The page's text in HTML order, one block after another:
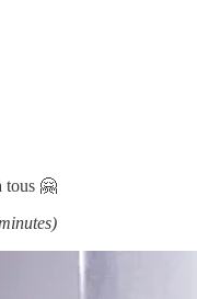
tous 🤗